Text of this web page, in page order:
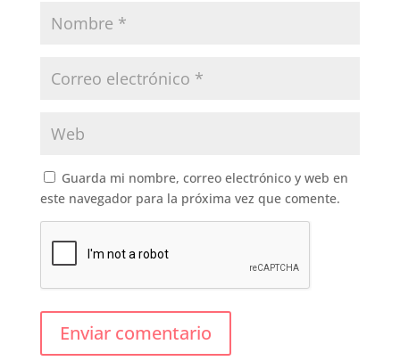
Guarda mi nombre, correo electrónico y web en
este navegador para la próxima vez que comente.
Enviar comentario